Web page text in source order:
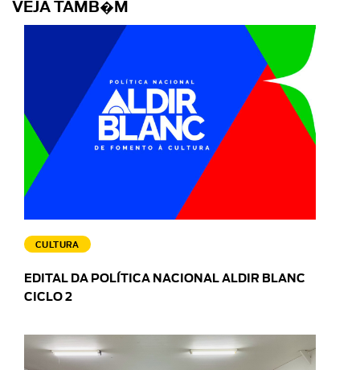
VEJA TAMB�M
CULTURA
EDITAL DA POLÍTICA NACIONAL ALDIR BLANC
CICLO 2